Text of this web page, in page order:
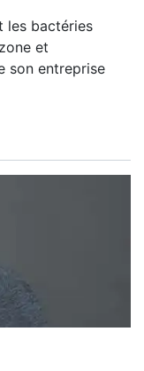
les bactéries
et
son entreprise